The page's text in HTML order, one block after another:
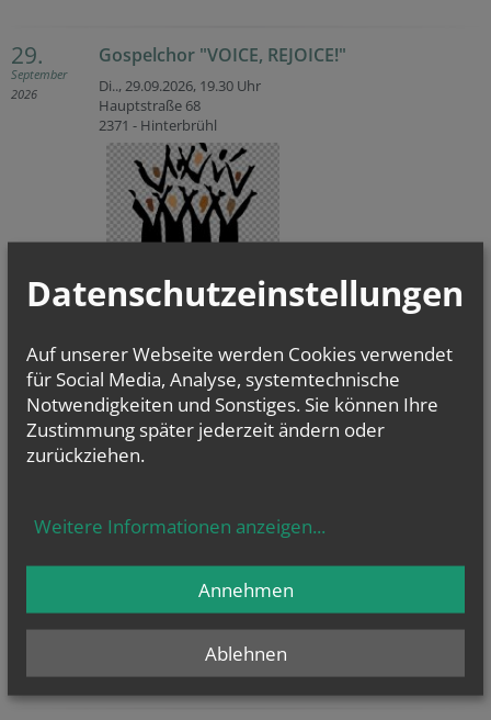
29.
September
2026
Gospelchor "VOICE, REJOICE!"
Di.., 29.09.2026, 19.30 Uhr
Hauptstraße 68
2371 - Hinterbrühl
Pfarre Hinterbrühl
06.
Oktober
2026
Gospelchor "VOICE, REJOICE!"
Di.., 06.10.2026, 19.30 Uhr
Hauptstraße 68
2371 - Hinterbrühl
Datenschutzeinstellungen
Auf unserer Webseite werden Cookies verwendet
für Social Media, Analyse, systemtechnische
Notwendigkeiten und Sonstiges. Sie können Ihre
Zustimmung später jederzeit ändern oder
zurückziehen.
Weitere Informationen anzeigen...
Ablehnen
Annehmen